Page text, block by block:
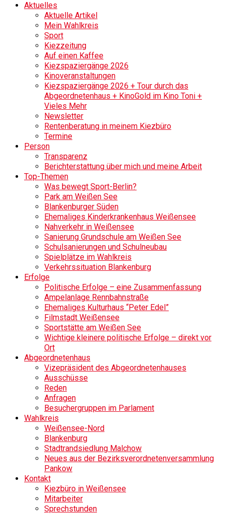
Aktuelles
Aktuelle Artikel
Mein Wahlkreis
Sport
Kiezzeitung
Auf einen Kaffee
Kiezspaziergänge 2026
Kinoveranstaltungen
Kiezspaziergänge 2026 + Tour durch das
Abgeordnetenhaus + KinoGold im Kino Toni +
Vieles Mehr
Newsletter
Rentenberatung in meinem Kiezbüro
Termine
Person
Transparenz
Berichterstattung über mich und meine Arbeit
Top-Themen
Was bewegt Sport-Berlin?
Park am Weißen See
Blankenburger Süden
Ehemaliges Kinderkrankenhaus Weißensee
Nahverkehr in Weißensee
Sanierung Grundschule am Weißen See
Schulsanierungen und Schulneubau
Spielplätze im Wahlkreis
Verkehrssituation Blankenburg
Erfolge
Politische Erfolge – eine Zusammenfassung
Ampelanlage Rennbahnstraße
Ehemaliges Kulturhaus “Peter Edel”
Filmstadt Weißensee
Sportstätte am Weißen See
Wichtige kleinere politische Erfolge – direkt vor
Ort
Abgeordnetenhaus
Vizepräsident des Abgeordnetenhauses
Ausschüsse
Reden
Anfragen
Besuchergruppen im Parlament
Wahlkreis
Weißensee-Nord
Blankenburg
Stadtrandsiedlung Malchow
Neues aus der Bezirksverordnetenversammlung
Pankow
Kontakt
Kiezbüro in Weißensee
Mitarbeiter
Sprechstunden